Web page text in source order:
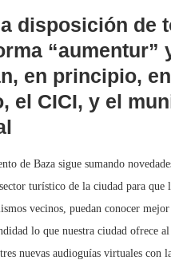
disposición de
“aumentur”
en principio,
el CICI, y el
de Baza sigue sumando
turístico de la ciudad para que
vecinos, puedan conocer
lo que nuestra ciudad ofrece
nuevas audioguías virtuales con